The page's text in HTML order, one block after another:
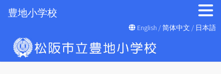
ン
English /简体中文 / 日本語
豊地小学校